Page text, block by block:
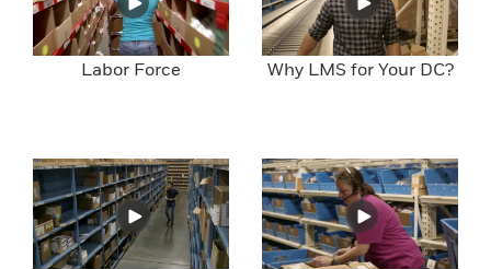
Labor Force Why LMS for Your DC?